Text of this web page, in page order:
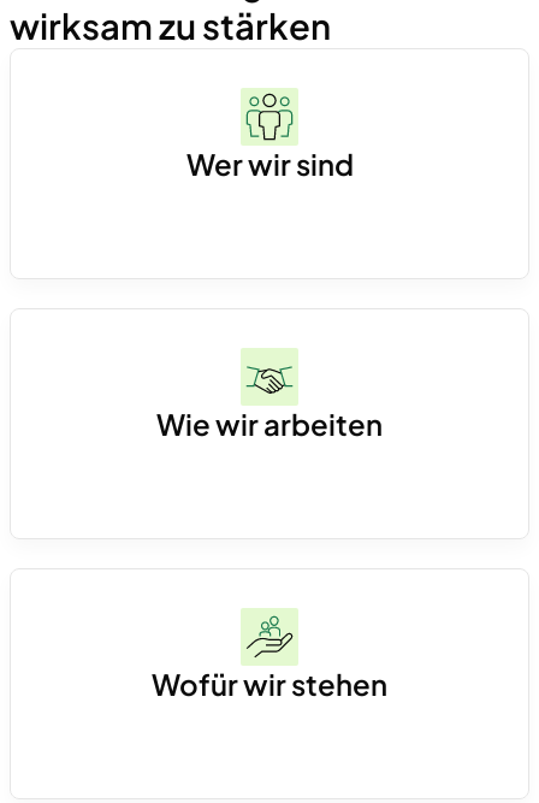
wirksam zu stärken
Wer wir sind
und eingebettet bei unseren Kunden – von
Wie wir arbeiten
Wir entwickeln skalierbare Finanzprozesse,
schaffen saubere Datenstrukturen und setzen
die passenden Tools auf.
Wofür wir stehen